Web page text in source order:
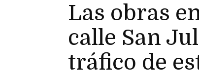
Las obras
calle San
tráfico de